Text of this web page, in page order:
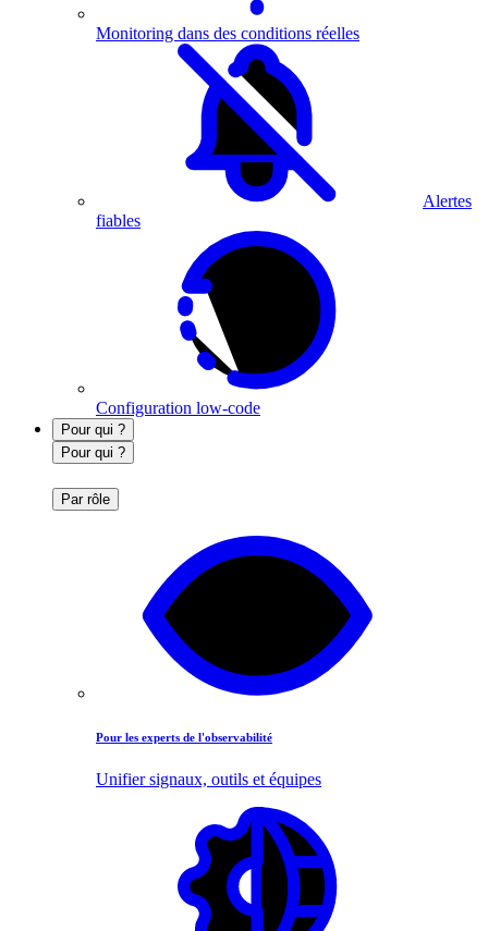
Monitoring dans des conditions réelles
Alertes
fiables
Configuration low-code
Pour qui ?
Pour qui ?
Par rôle
Pour les experts de l'observabilité
Unifier signaux, outils et équipes